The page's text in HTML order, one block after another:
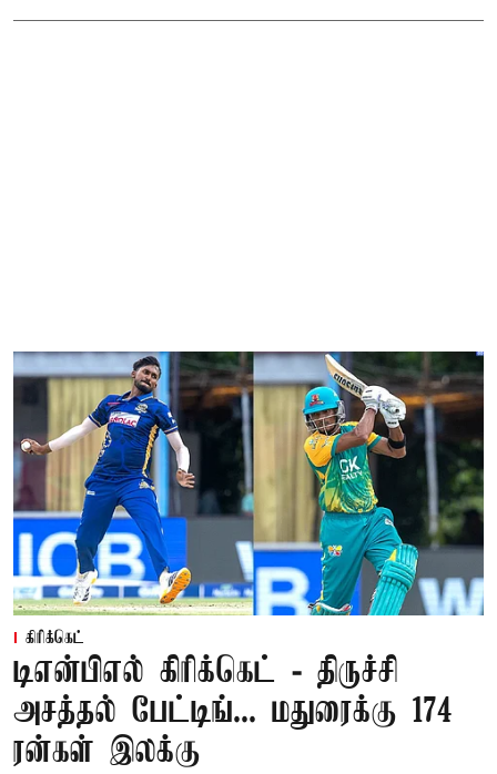
கிரிக்கெட்
டிஎன்பிஎல் கிரிக்கெட் - திருச்சி
அசத்தல் பேட்டிங்... மதுரைக்கு 174
ரன்கள் இலக்கு